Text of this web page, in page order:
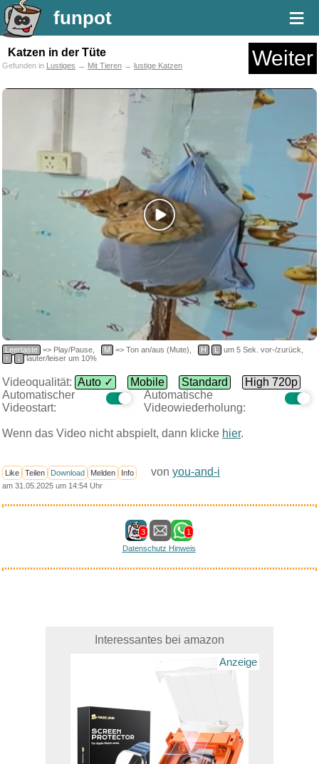
funpot ≡
Katzen in der Tüte Weiter
Gefunden in Lustiges → Mit Tieren → lustige Katzen
Leertaste => Play/Pause, M => Ton an/aus (Mute), H L
um 5 Sek. vor-/zurück,
↑
↓ lauter/leiser um 10%
Videoqualität: Auto ✓ Mobile Standard
High 720p
Automatischer
Videostart:
Automatische
Videowiederholung:
Wenn das Video nicht abspielt, dann klicke hier.
Like Teilen Download Melden Info von you-and-i
am 31.05.2025 um 14:54 Uhr
3
1
Datenschutz Hinweis
Interessantes bei amazon
Anzeige